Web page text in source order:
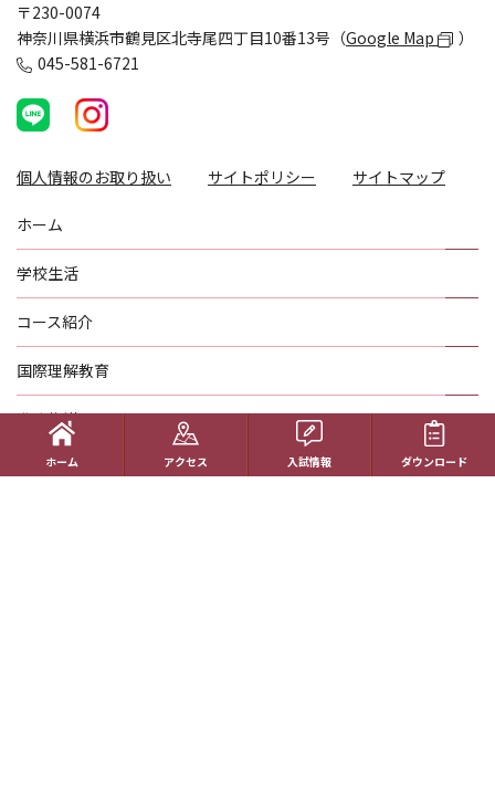
〒230-0074
神奈川県横浜市鶴見区北寺尾四丁目10番13号（Google Map
）
045-581-6721
個人情報のお取り扱い サイトポリシー サイトマップ
ホーム
学校生活
コース紹介
国際理解教育
進路指導
受験生の方へ
ホーム アクセス 入試情報 ダウンロード